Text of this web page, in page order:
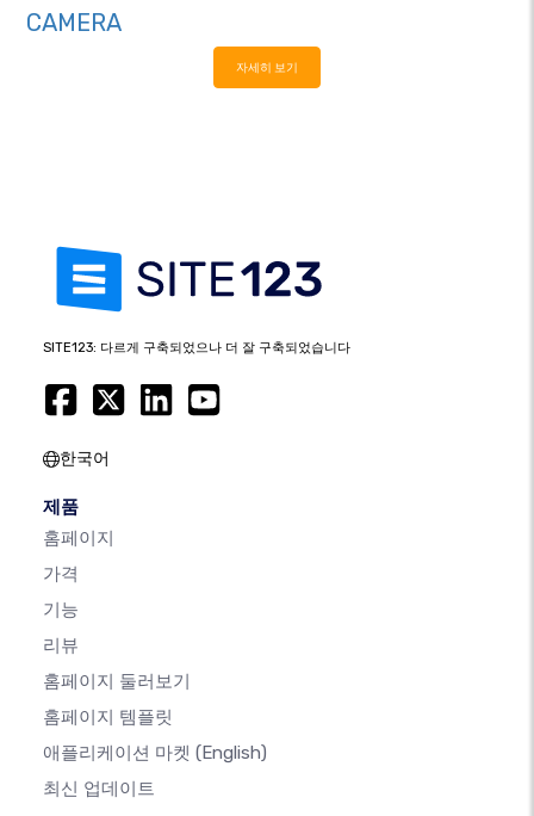
CAMERA
자세히 보기
SITE123: 다르게 구축되었으나 더 잘 구축되었습니다
한국어
제품
홈페이지
가격
기능
리뷰
홈페이지 둘러보기
홈페이지 템플릿
애플리케이션 마켓 (English)
최신 업데이트